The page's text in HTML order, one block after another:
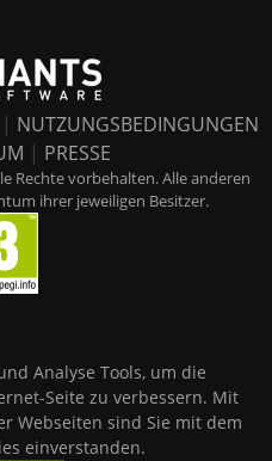
| NUTZUNGSBEDINGUNGEN
| PRESSE
Rechte vorbehalten. Alle anderen
ihrer jeweiligen Besitzer.
Analyse Tools, um die
Seite zu verbessern. Mit
Webseiten sind Sie mit dem
einverstanden.